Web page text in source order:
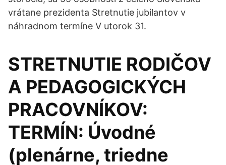
vrátane prezidenta Stretnutie jubilantov v
náhradnom termíne V utorok 31.
STRETNUTIE RODIČOV
A PEDAGOGICKÝCH
PRACOVNÍKOV:
TERMÍN: Úvodné
(plenárne, triedne